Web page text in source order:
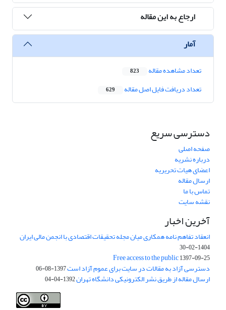
ارجاع به این مقاله
آمار
تعداد مشاهده مقاله 823
تعداد دریافت فایل اصل مقاله 629
دسترسی سریع
صفحه اصلی
درباره نشریه
اعضای هیات تحریریه
ارسال مقاله
تماس با ما
نقشه سایت
آخرین اخبار
انعقاد تفاهم نامه همکاری میان مجله تحقیقات اقتصادی با انجمن مالی ایران
1404-02-30
Free access to the public1397-09-25
دسترسی آزاد به مقالات در سایت برای عموم آزاد است1397-08-06
ارسال مقاله از طریق نشر الکترونیکی دانشگاه تهران1392-04-04